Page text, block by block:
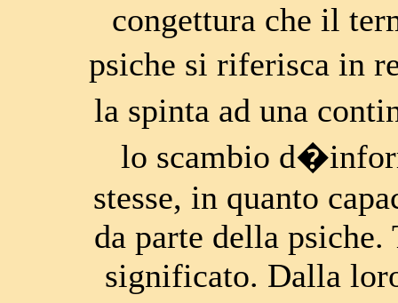
congettura che il
psiche si riferisca in
la spinta ad una
lo scambio
stesse, in quanto
da parte della
significato. Dalla